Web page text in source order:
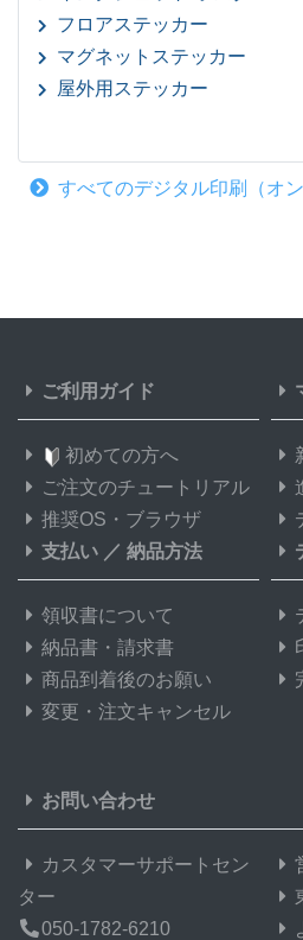
フロアステッカー
マグネットステッカー
屋外用ステッカー
すべてのデジタル印刷（オ
ご利用ガイド
初めての方へ
ご注文のチュートリアル
推奨OS・ブラウザ
支払い ／ 納品方法
領収書について
納品書・請求書
商品到着後のお願い
変更・注文キャンセル
お問い合わせ
カスタマーサポートセン
ター
050-1782-6210